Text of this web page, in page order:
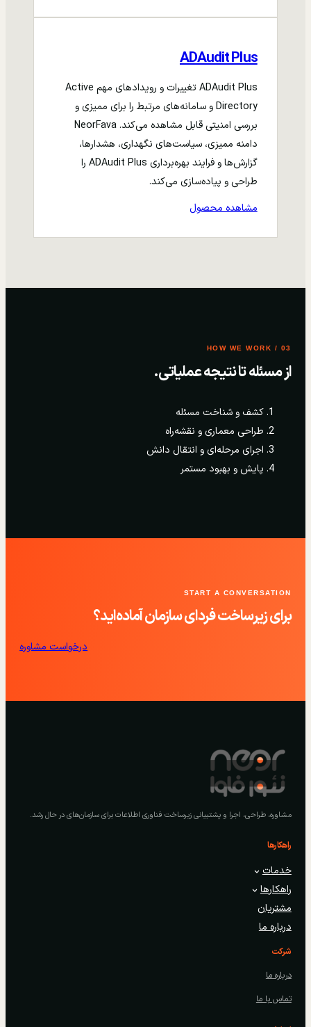
ADAudit Plus
ADAudit Plus تغییرات و رویدادهای مهم Active
Directory و سامانه‌های مرتبط را برای ممیزی و
بررسی امنیتی قابل مشاهده می‌کند. NeorFava
دامنه ممیزی، سیاست‌های نگهداری، هشدارها،
گزارش‌ها و فرایند بهره‌برداری ADAudit Plus را
طراحی و پیاده‌سازی می‌کند.
مشاهده محصول
03 / HOW WE WORK
از مسئله تا نتیجه عملیاتی.
کشف و شناخت مسئله
طراحی معماری و نقشه‌راه
اجرای مرحله‌ای و انتقال دانش
پایش و بهبود مستمر
START A CONVERSATION
برای زیرساخت فردای سازمان آماده‌اید؟
درخواست مشاوره
مشاوره، طراحی، اجرا و پشتیبانی زیرساخت فناوری اطلاعات برای سازمان‌های در حال رشد.
راهکارها
خدمات
راهکارها
مشتریان
درباره ما
شرکت
درباره ما
تماس با ما